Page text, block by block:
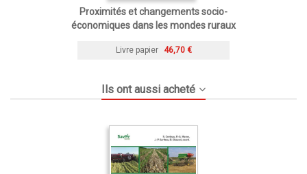
Proximités et changements socio-
économiques dans les mondes ruraux
Livre papier 46,70 €
Ils ont aussi acheté